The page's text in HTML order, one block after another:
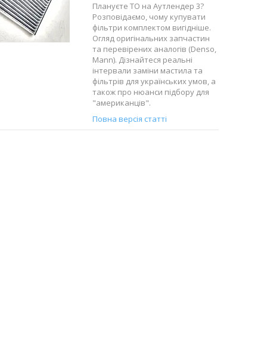
Плануєте ТО на Аутлендер 3?
Розповідаємо, чому купувати
фільтри комплектом вигідніше.
Огляд оригінальних запчастин
та перевірених аналогів (Denso,
Mann). Дізнайтеся реальні
інтервали заміни мастила та
фільтрів для українських умов, а
також про нюанси підбору для
"американців".
Повна версія статті